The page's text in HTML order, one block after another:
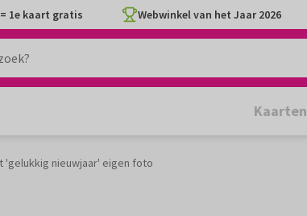
1e kaart gratis Webwinkel van het Jaar 2026
Kaarten
'gelukkig nieuwjaar' eigen foto